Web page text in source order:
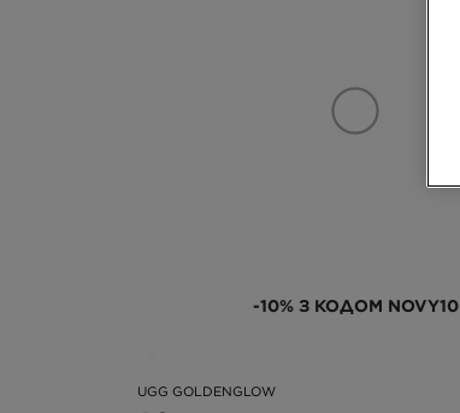
-10% З КОДОМ NOVY10
UGG GOLDENGLOW